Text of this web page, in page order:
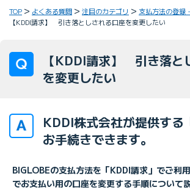
TOP よくある質問 注目のカテゴリ
支払方法の登録
【KDDI請求】 引き落としされる口座を変更したい
【KDDI請求】 引き落と
を変更したい
KDDI株式会社が提供する
お手続きできます。
BIGLOBEの支払方法を「KDDI請求」でご利
でお支払い用の口座を変更する手順について